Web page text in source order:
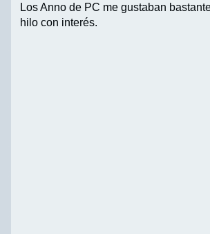
Los Anno de PC me gustaban
hilo con interés.